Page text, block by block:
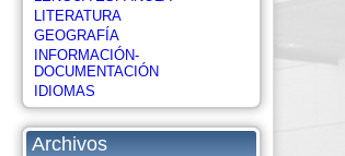
LITERATURA
GEOGRAFÍA
INFORMACIÓN-
DOCUMENTACIÓN
IDIOMAS
Archivos